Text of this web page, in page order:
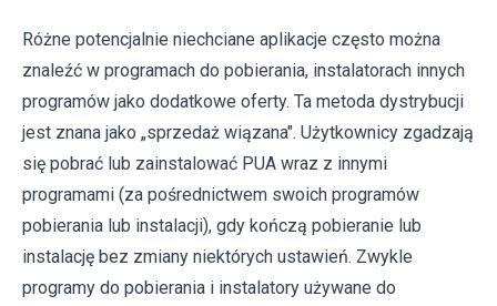
Różne potencjalnie niechciane aplikacje często można
znaleźć w programach do pobierania, instalatorach innych
programów jako dodatkowe oferty. Ta metoda dystrybucji
jest znana jako „sprzedaż wiązana". Użytkownicy zgadzają
się pobrać lub zainstalować PUA wraz z innymi
programami (za pośrednictwem swoich programów
pobierania lub instalacji), gdy kończą pobieranie lub
instalację bez zmiany niektórych ustawień. Zwykle
programy do pobierania i instalatory używane do